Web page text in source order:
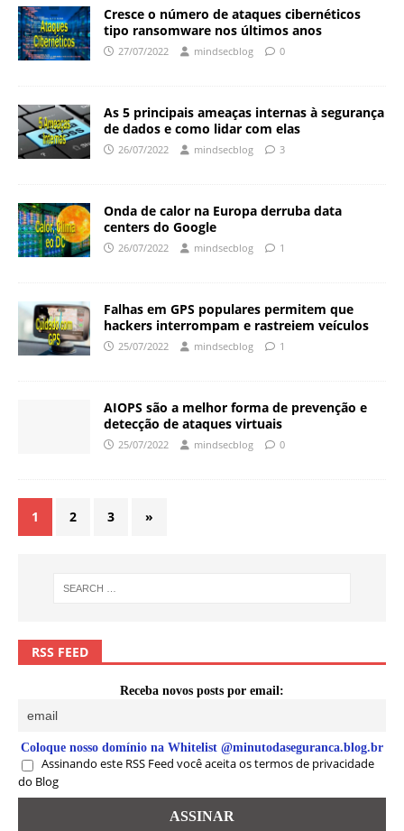
Cresce o número de ataques cibernéticos
tipo ransomware nos últimos anos
27/07/2022 mindsecblog 0
As 5 principais ameaças internas à segurança
de dados e como lidar com elas
26/07/2022 mindsecblog 3
Onda de calor na Europa derruba data
centers do Google
26/07/2022 mindsecblog 1
Falhas em GPS populares permitem que
hackers interrompam e rastreiem veículos
25/07/2022 mindsecblog 1
AIOPS são a melhor forma de prevenção e
detecção de ataques virtuais
25/07/2022 mindsecblog 0
1 2 3 »
RSS FEED
Receba novos posts por email:
Coloque nosso domínio na Whitelist @minutodaseguranca.blog.br
Assinando este RSS Feed você aceita os termos de privacidade
do Blog